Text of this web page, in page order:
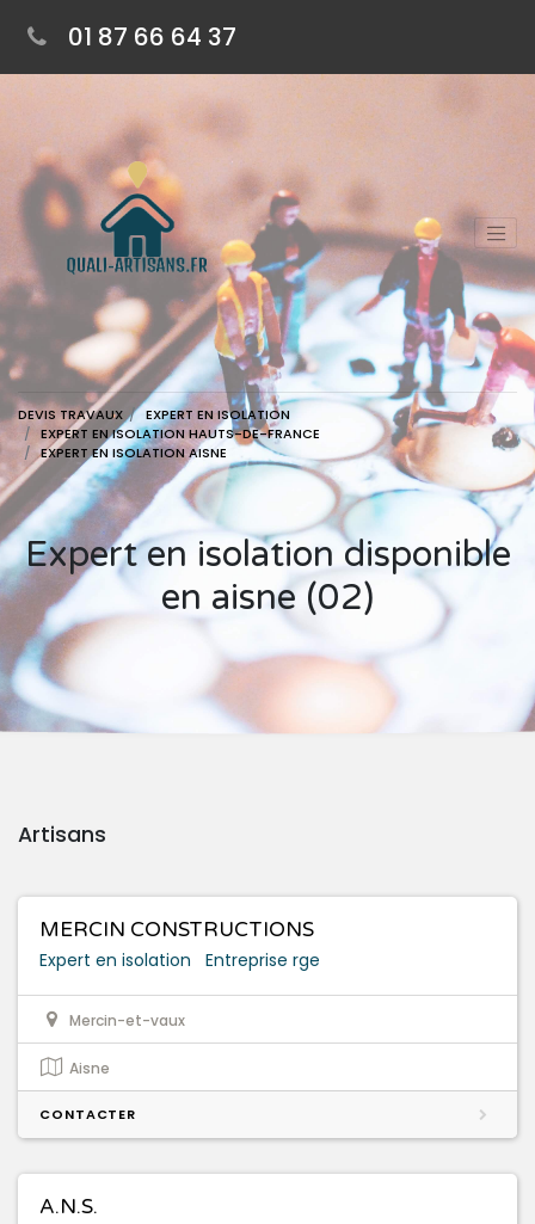
01 87 66 64 37
DEVIS TRAVAUX
EXPERT EN ISOLATION
EXPERT EN ISOLATION HAUTS-DE-FRANCE
EXPERT EN ISOLATION AISNE
Expert en isolation disponible
en aisne (02)
Artisans
MERCIN CONSTRUCTIONS
Expert en isolation Entreprise rge
Mercin-et-vaux
Aisne
CONTACTER
A.N.S.